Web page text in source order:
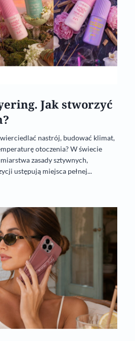
Jak stworzyć
nastrój, budować klimat,
otoczenia? W świecie
zasady sztywnych,
ustępują miejsca pełnej...